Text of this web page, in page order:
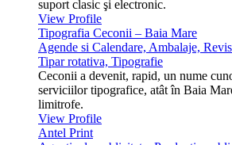
suport clasic şi electronic.
View Profile
Tipografia Ceconii – Baia Mare
Agende si Calendare, Ambalaje,
Tipar rotativa, Tipografie
Ceconii a devenit, rapid, un nume
serviciilor tipografice, atât în Baia
limitrofe.
View Profile
Antel Print